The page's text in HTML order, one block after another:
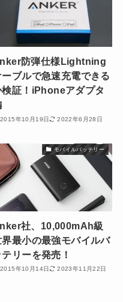
防弾仕様Lightning
ーブルで急速充電できる
検証！iPhoneアダプタ
2015年10月19日 2022年6月28日
モバイルバッテリー
社、10,000mAh級
界最小の最強モバイルバ
テリーを発売！
2015年10月14日 2023年11月22日